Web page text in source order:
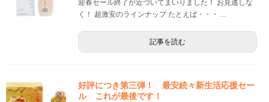
迎春セール終了が近づいてまいりました！ お見逃しな
く！ 超激安のラインナップ たとえば・・・ ...
記事を読む
好評につき第三弾！ 最安続々新生活応援セー
ル これが最後です！